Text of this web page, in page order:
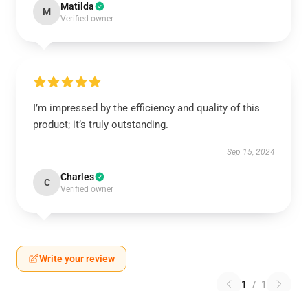
M Matilda
Verified owner
I’m impressed by the efficiency and quality of this
product; it’s truly outstanding.
Sep 15, 2024
C Charles
Verified owner
Write your review
1 / 1